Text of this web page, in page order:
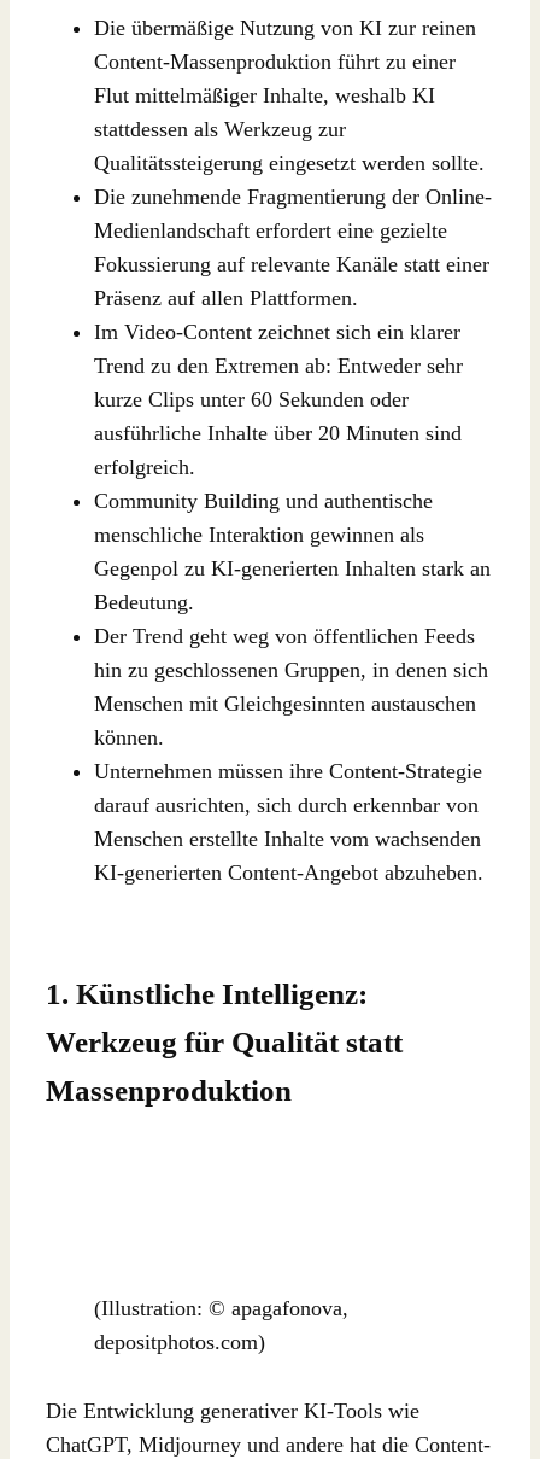
Die übermäßige Nutzung von KI zur reinen
Content-Massenproduktion führt zu einer
Flut mittelmäßiger Inhalte, weshalb KI
stattdessen als Werkzeug zur
Qualitätssteigerung eingesetzt werden sollte.
Die zunehmende Fragmentierung der Online-
Medienlandschaft erfordert eine gezielte
Fokussierung auf relevante Kanäle statt einer
Präsenz auf allen Plattformen.
Im Video-Content zeichnet sich ein klarer
Trend zu den Extremen ab: Entweder sehr
kurze Clips unter 60 Sekunden oder
ausführliche Inhalte über 20 Minuten sind
erfolgreich.
Community Building und authentische
menschliche Interaktion gewinnen als
Gegenpol zu KI-generierten Inhalten stark an
Bedeutung.
Der Trend geht weg von öffentlichen Feeds
hin zu geschlossenen Gruppen, in denen sich
Menschen mit Gleichgesinnten austauschen
können.
Unternehmen müssen ihre Content-Strategie
darauf ausrichten, sich durch erkennbar von
Menschen erstellte Inhalte vom wachsenden
KI-generierten Content-Angebot abzuheben.
1. Künstliche Intelligenz:
Werkzeug für Qualität statt
Massenproduktion
(Illustration: © apagafonova,
depositphotos.com)
Die Entwicklung generativer KI-Tools wie
ChatGPT, Midjourney und andere hat die Content-